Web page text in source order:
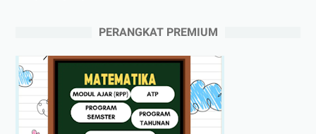
PERANGKAT PREMIUM